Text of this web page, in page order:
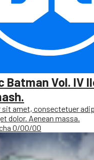
Batman Vol. IV
amet, consectetuer
dolor. Aenean massa.
0/00/00